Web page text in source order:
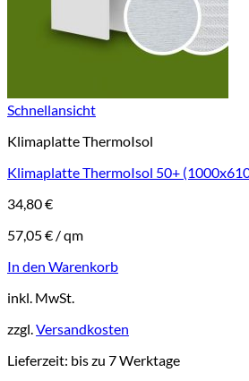
Schnellansicht
Klimaplatte ThermoIsol
Klimaplatte ThermoIsol 50+
34,80€
57,05€ /qm
In den Warenkorb
inkl. MwSt.
zzgl.Versandkosten
Lieferzeit: bis zu 7 Werktage